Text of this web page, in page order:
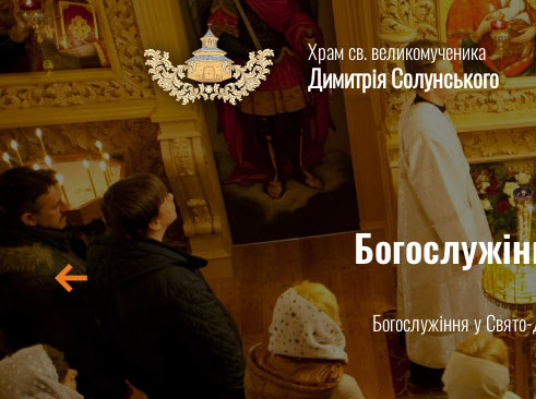
Храм св. великомученика
Димитрія Солунського
Таїнство
Святе Хрещення –